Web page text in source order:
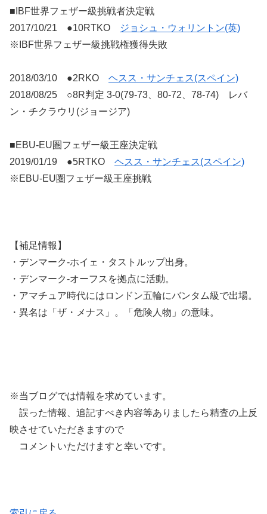
■IBF世界フェザー級挑戦者決定戦
2017/10/21 ●10RTKO
ジョシュ・ウォリントン(英)
※IBF世界フェザー級挑戦権獲得失敗
2018/03/10 ●2RKO ヘスス・サンチェス(スペイン)
2018/08/25 ○8R判定 3-0(79-73、80-72、78-74) レバ
ン・チクラウリ(ジョージア)
■EBU-EU圏フェザー級王座決定戦
2019/01/19 ●5RTKO ヘスス・サンチェス(スペイン)
※EBU-EU圏フェザー級王座挑戦
【補足情報】
・デンマーク-ホイェ・タストルップ出身。
・デンマーク-オーフスを拠点に活動。
・アマチュア時代にはロンドン五輪にバンタム級で出場。
・異名は「ザ・メナス」。「危険人物」の意味。
※当ブログでは情報を求めています。
誤った情報、追記すべき内容等ありましたら精査の上反
映させていただきますので
コメントいただけますと幸いです。